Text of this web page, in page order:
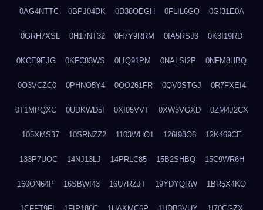
0AG4NTTC 0BPJ04DK 0D38QEGH 0FLIL6GQ 0GI31E0A
0GRH7XSL 0H17NT32 0H7Y9RRM 0IA5RSJ3 0K8I19RD
0KCE9EJG 0KFC83WS 0LIQ91PM 0NALSI2P 0NFM8HBQ
0O3VCZC0 0PHNO5Y4 0QO261FR 0QV0STGJ 0R7FXEI4
0T1MPQXC 0UDKWD5I 0XI05VVT 0XW3VGXD 0ZM4J2CX
105XMS37 10SRNZZ2 1103WHO1 126I93O6 12K469CE
133P7UOC 14NJ13LJ 14PRLC85 15B2SHBQ 15C9WR6H
160ON64P 16SBWI43 16U7RZJT 19YDYQRW 1BR5X4KO